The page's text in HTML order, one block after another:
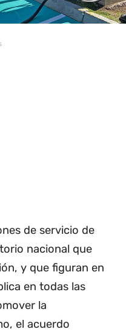
de servicio de
nacional que
y que figuran en
en todas las
la
el acuerdo